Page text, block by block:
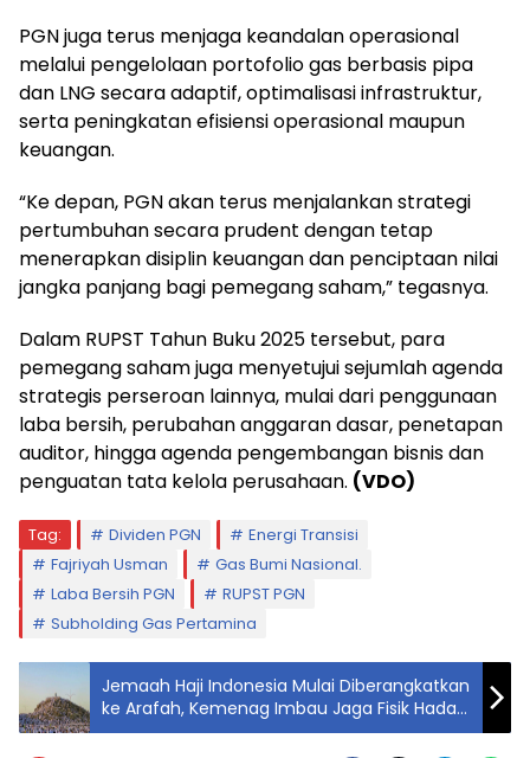
PGN juga terus menjaga keandalan operasional
melalui pengelolaan portofolio gas berbasis pipa
dan LNG secara adaptif, optimalisasi infrastruktur,
serta peningkatan efisiensi operasional maupun
keuangan.
“Ke depan, PGN akan terus menjalankan strategi
pertumbuhan secara prudent dengan tetap
menerapkan disiplin keuangan dan penciptaan nilai
jangka panjang bagi pemegang saham,” tegasnya.
Dalam RUPST Tahun Buku 2025 tersebut, para
pemegang saham juga menyetujui sejumlah agenda
strategis perseroan lainnya, mulai dari penggunaan
laba bersih, perubahan anggaran dasar, penetapan
auditor, hingga agenda pengembangan bisnis dan
penguatan tata kelola perusahaan. (VDO)
Tag: Dividen PGN
Energi Transisi
Fajriyah Usman
Gas Bumi Nasional.
Laba Bersih PGN
RUPST PGN
Subholding Gas Pertamina
Jemaah Haji Indonesia Mulai Diberangkatkan
ke Arafah, Kemenag Imbau Jaga Fisik Hadapi
Cuaca Ekstrem